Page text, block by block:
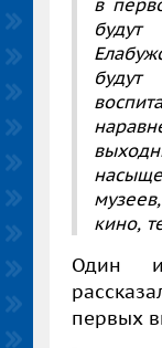
в
кино,
Один
первых